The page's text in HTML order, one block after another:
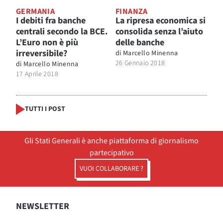
GERMANIA
I debiti fra banche
centrali secondo la BCE.
L’Euro non è più
irreversibile?
di Marcello Minenna
17 Aprile 2018
FINANZA
La ripresa economica si
consolida senza l’aiuto
delle banche
di Marcello Minenna
26 Gennaio 2018
TUTTI I POST
Gli Stati Generali è anche piattaforma di giornalismo
partecipativo
VUOI COLLABORARE ?
NEWSLETTER